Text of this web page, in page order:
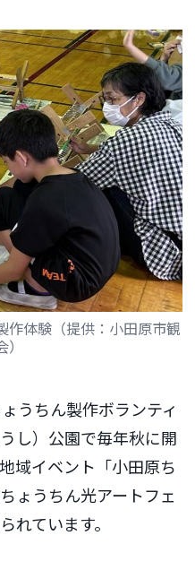
作体験（提供：小田原市観
うちん製作ボランティ
し）公園で毎年秋に開
域イベント「小田原ち
ょうちん光アートフェ
れています。